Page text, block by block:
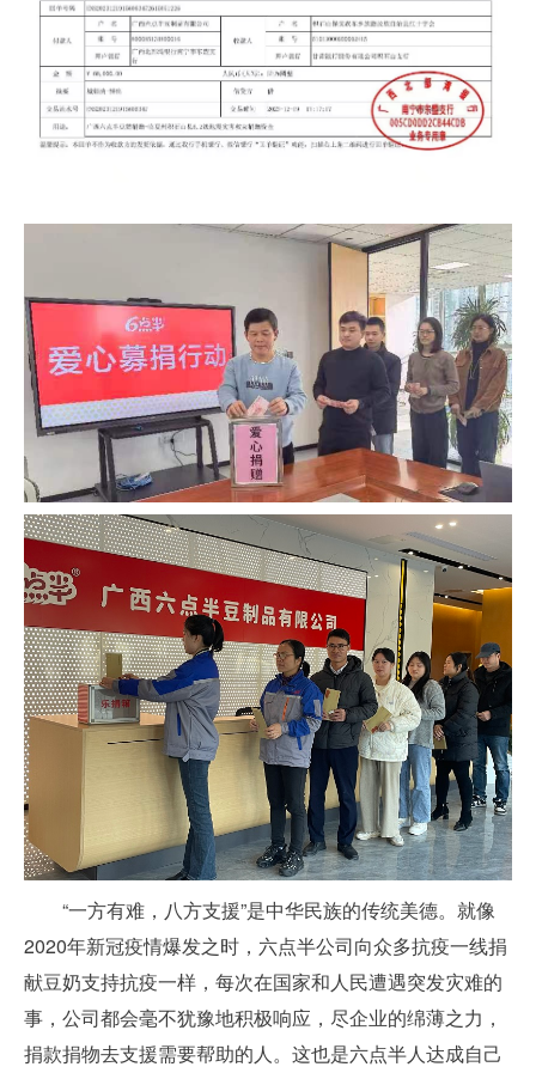
“一方有难，八方支援”是中华民族的传统美德。就像
2020年新冠疫情爆发之时，六点半公司向众多抗疫一线捐
献豆奶支持抗疫一样，每次在国家和人民遭遇突发灾难的
事，公司都会毫不犹豫地积极响应，尽企业的绵薄之力，
捐款捐物去支援需要帮助的人。这也是六点半人达成自己